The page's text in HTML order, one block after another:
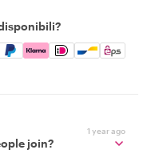
Apple Pay, Google
1 year ago
join?